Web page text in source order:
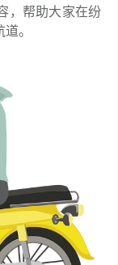
，帮助大家在纷
。